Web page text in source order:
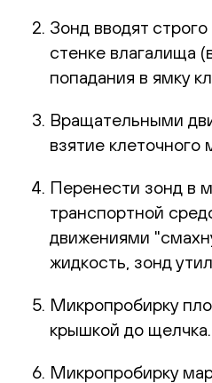
Зонд вводят
стенке влагалища
попадания в ямку
Вращательными
взятие клеточного
Перенести зонд в
транспортной
движениями
жидкость, зонд
Микропробирку
крышкой до щелчка.
Микропробирку